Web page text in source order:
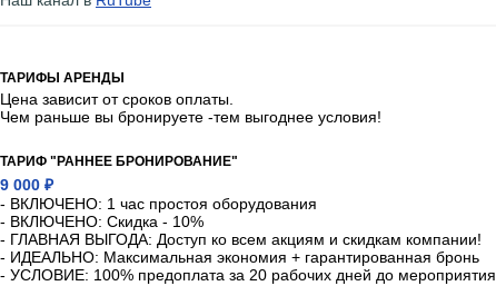
ТАРИФЫ АРЕНДЫ
Цена зависит от сроков оплаты.
Чем раньше вы бронируете -тем выгоднее условия!
ТАРИФ "РАННЕЕ БРОНИРОВАНИЕ"
9 000 ₽
- ВКЛЮЧЕНО: 1 час простоя оборудования
- ВКЛЮЧЕНО: Скидка - 10%
- ГЛАВНАЯ ВЫГОДА: Доступ ко всем акциям и скидкам компании!
- ИДЕАЛЬНО: Максимальная экономия + гарантированная бронь
- УСЛОВИЕ: 100% предоплата за 20 рабочих дней до мероприятия